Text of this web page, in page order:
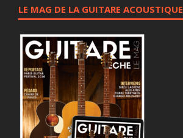
LE MAG DE LA GUITARE ACOUSTIQUE